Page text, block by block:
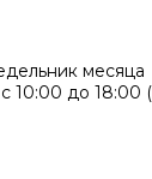
месяца
10:00 до 18:00